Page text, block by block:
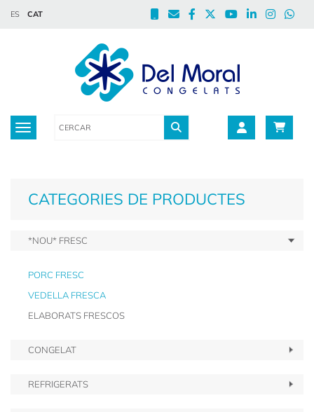
ES CAT
Toggle navigation
CATEGORIES DE PRODUCTES
*NOU* FRESC
PORC FRESC
VEDELLA FRESCA
ELABORATS FRESCOS
CONGELAT
REFRIGERATS